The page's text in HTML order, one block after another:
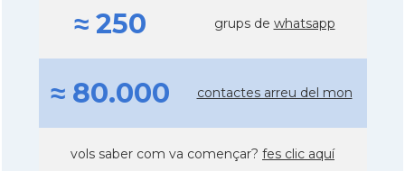
≈ 250 grups de whatsapp
≈ 80.000 contactes arreu del mon
vols saber com va començar? fes clic aquí